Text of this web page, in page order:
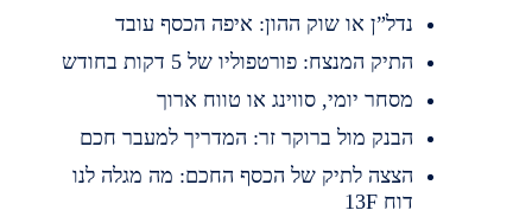
נדל”ן או שוק ההון: איפה הכסף עובד
התיק המנצח: פורטפוליו של 5 דקות בחודש
מסחר יומי, סווינג או טווח ארוך
הבנק מול ברוקר זר: המדריך למעבר חכם
הצצה לתיק של הכסף החכם: מה מגלה לנו
דוח 13F